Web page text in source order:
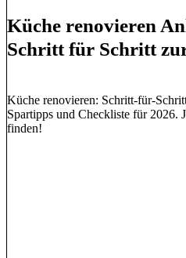
Küche renovieren
Schritt für Schritt
Küche renovieren: Schritt-für-
Spartipps und Checkliste für 2026.
finden!